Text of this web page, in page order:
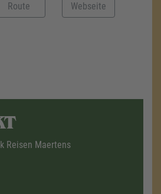
Route Webseite
Reisen Maertens